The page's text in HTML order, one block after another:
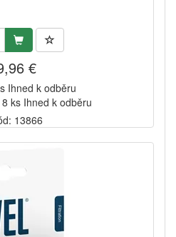
€
Ihned k odběru
ks Ihned k odběru
13866